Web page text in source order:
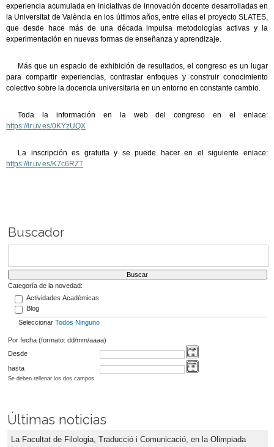
experiencia acumulada en iniciativas de innovación docente desarrolladas en
la Universitat de València en los últimos años, entre ellas el proyecto SLATES,
que desde hace más de una década impulsa metodologías activas y la
experimentación en nuevas formas de enseñanza y aprendizaje.
Más que un espacio de exhibición de resultados, el congreso es un lugar
para compartir experiencias, contrastar enfoques y construir conocimiento
colectivo sobre la docencia universitaria en un entorno en constante cambio.
Toda la información en la web del congreso en el enlace:
https://ir.uv.es/0KYzUQX
La inscripción es gratuita y se puede hacer en el siguiente enlace:
https://ir.uv.es/K7c6RZT
Buscador
Categoría de la novedad:
Actividades Académicas
Blog
Seleccionar Todos Ninguno
Por fecha (formato: dd/mm/aaaa)
Desde
hasta
Se deben rellenar los dos campos
Últimas noticias
La Facultat de Filologia, Traducció i Comunicació, en la Olimpiada